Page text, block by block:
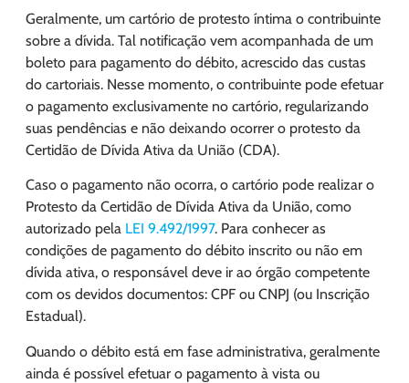
Geralmente, um cartório de protesto íntima o contribuinte
sobre a dívida. Tal notificação vem acompanhada de um
boleto para pagamento do débito, acrescido das custas
do cartoriais. Nesse momento, o contribuinte pode efetuar
o pagamento exclusivamente no cartório, regularizando
suas pendências e não deixando ocorrer o protesto da
Certidão de Dívida Ativa da União (CDA).
Caso o pagamento não ocorra, o cartório pode realizar o
Protesto da Certidão de Dívida Ativa da União, como
autorizado pela LEI 9.492/1997. Para conhecer as
condições de pagamento do débito inscrito ou não em
dívida ativa, o responsável deve ir ao órgão competente
com os devidos documentos: CPF ou CNPJ (ou Inscrição
Estadual).
Quando o débito está em fase administrativa, geralmente
ainda é possível efetuar o pagamento à vista ou